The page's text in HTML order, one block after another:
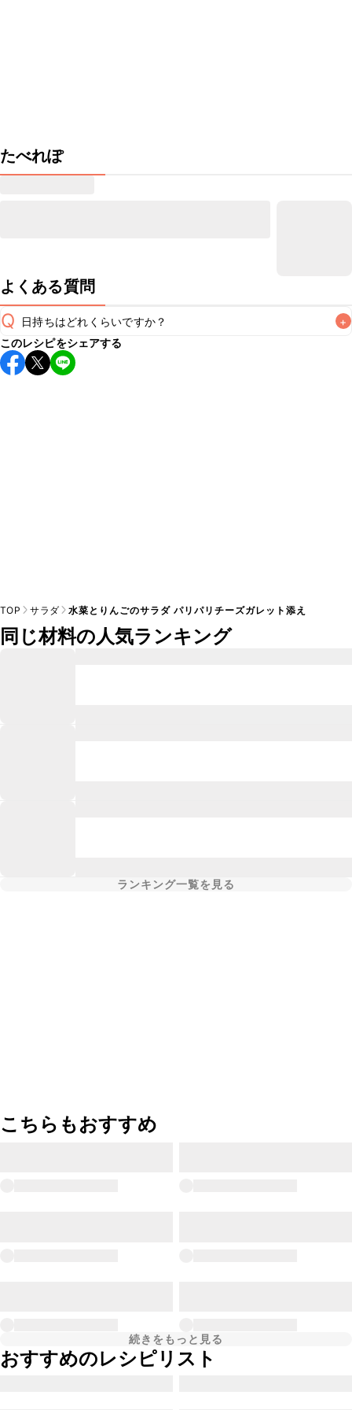
たべれぽ
よくある質問
Q 日持ちはどれくらいですか？ +
保存期間は冷蔵で当日中が目安です。なるべくお早めにお召
し上がりください。
このレシピをシェアする
TOP サラダ 水菜とりんごのサラダ パリパリチーズガレット添え
同じ材料の人気ランキング
ランキング一覧を見る
こちらもおすすめ
続きをもっと見る
おすすめのレシピリスト